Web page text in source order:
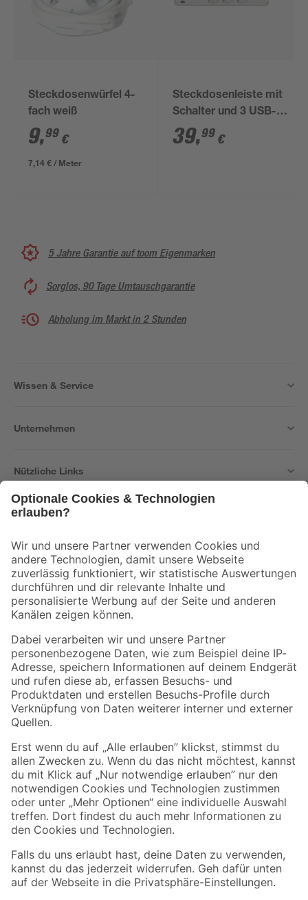
Steckdosenwürfel 4-
fach weiß
9,99 €
7,14 € / Meter
Steckdosenleiste mit
Schalter und 3 USB-
Ports weiß/grau 3-
fach
39,99 €
5 Jahre Garantie auf toom Eigenmarken
Sorglos, 90 Tage Umtauschgarantie
Abholung im Markt in 2 Stunden
Wissen & Service
Unternehmen
Nützliche Links
Der toom Newsletter: Keine Angebote und Aktionen mehr verpassen!
Zur Newsletter Anmeldung
Folge uns
Zahlungsarten Versandarten
Sicher einkaufen
Jetzt die toom-App herunterladen
Alle Preisangaben in EUR inkl. gesetzl. MwSt.. Die dargestellten Angebote sind unter
Umständen nicht in allen Märkten verfügbar. Die angegebenen Verfügbarkeiten beziehen